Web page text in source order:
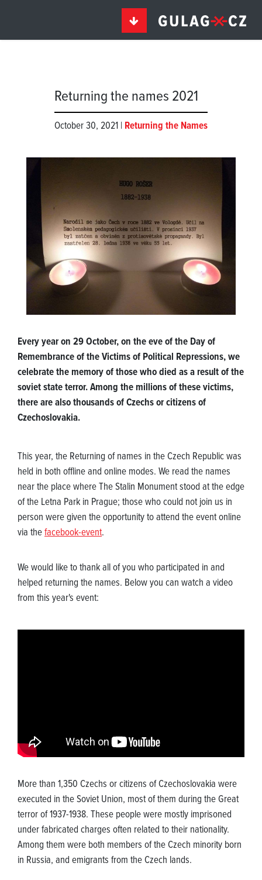
Returning the names 2021
October 30, 2021 | Returning the Names
Every year on 29 October, on the eve of the Day of
Remembrance of the Victims of Political Repressions, we
celebrate the memory of those who died as a result of the
soviet state terror. Among the millions of these victims,
there are also thousands of Czechs or citizens of
Czechoslovakia.
This year, the Returning of names in the Czech Republic was
held in both offline and online modes. We read the names
near the place where The Stalin Monument stood at the edge
of the Letna Park in Prague; those who could not join us in
person were given the opportunity to attend the event online
via thefacebook-event.
We would like to thank all of you who participated in and
helped returning the names. Below you can watch a video
from this year's event:
More than 1,350 Czechs or citizens of Czechoslovakia were
executed in the Soviet Union, most of them during the Great
terror of 1937-1938. These people were mostly imprisoned
under fabricated charges often related to their nationality.
Among them were both members of the Czech minority born
in Russia, and emigrants from the Czech lands.